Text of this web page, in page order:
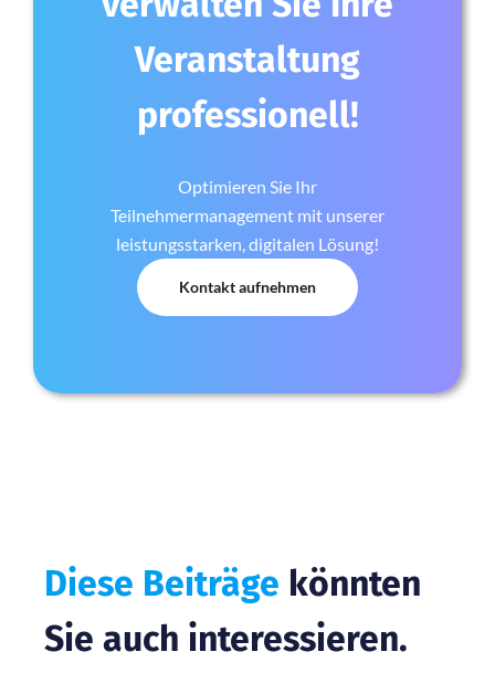
Veranstaltung
professionell!
Optimieren Sie Ihr
Teilnehmermanagement mit unserer
leistungsstarken, digitalen Lösung!
Kontakt aufnehmen
Diese Beiträge könnten
Sie auch interessieren.